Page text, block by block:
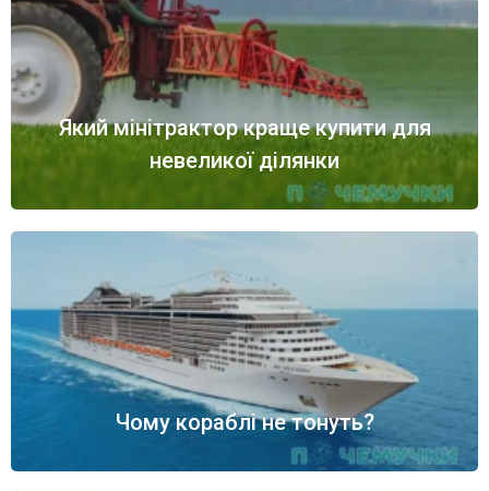
Який мінітрактор краще купити для
невеликої ділянки
Чому кораблі не тонуть?